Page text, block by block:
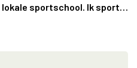
sportschool. Ik sport…